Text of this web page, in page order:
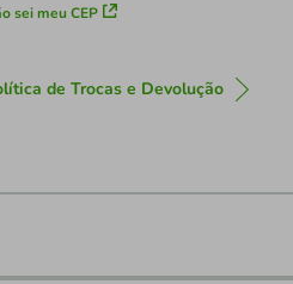
sei meu CEP
de Trocas e Devolução